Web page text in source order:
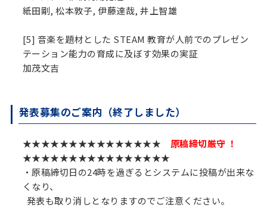
紙田剛, 松本敦子, 伊藤達哉, 井上智雄
[5] 音楽を題材とした STEAM 教育が人前でのプレゼン
テーション能力の育成に及ぼす効果の実証
加茂文吉
発表募集のご案内（終了しました）
★★★★★★★★★★★★★★★ 原稿締切厳守 ！
★★★★★★★★★★★★★★★★
・原稿締切日の24時を過ぎるとシステムに投稿が出来な
くなり、
発表も取り消しとなりますのでご注意ください。